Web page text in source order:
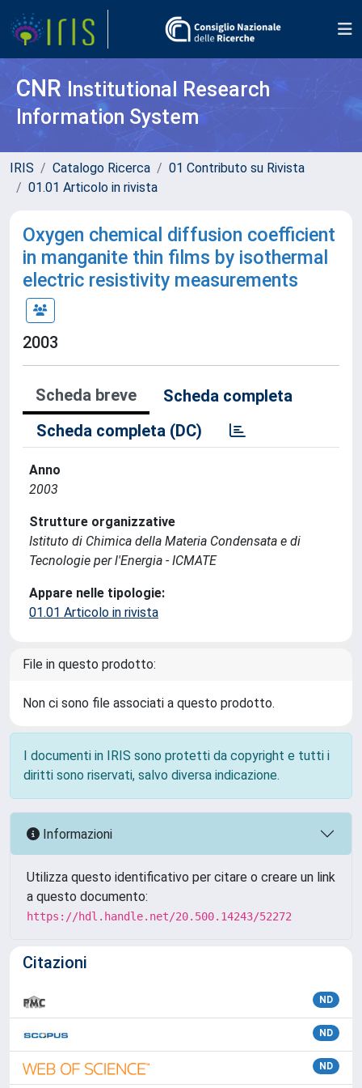
CNR Institutional Research
Information System
IRIS Catalogo Ricerca
01 Contributo su Rivista
01.01 Articolo in rivista
Oxygen chemical diffusion coefficient
in manganite thin films by isothermal
electric resistivity measurements
2003
Scheda breve
Scheda completa
Scheda completa (DC)
Anno
2003
Strutture organizzative
Istituto di Chimica della Materia Condensata e di
Tecnologie per l'Energia - ICMATE
Appare nelle tipologie:
01.01 Articolo in rivista
File in questo prodotto:
Non ci sono file associati a questo prodotto.
I documenti in IRIS sono protetti da copyright e tutti i
diritti sono riservati, salvo diversa indicazione.
Informazioni
Utilizza questo identificativo per citare o creare un link
a questo documento:
https://hdl.handle.net/20.500.14243/52272
Citazioni
ND
ND
ND